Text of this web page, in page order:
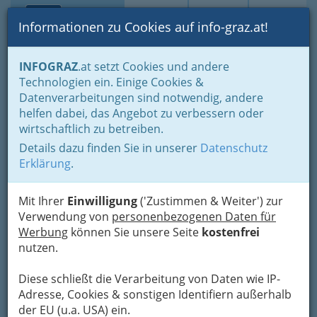
Suche Login Toggle
Informationen zu Cookies auf info-graz.at!
INFOGRAZ.at setzt Cookies und andere
Technologien ein. Einige Cookies &
Datenverarbeitungen sind notwendig, andere
helfen dabei, das Angebot zu verbessern oder
wirtschaftlich zu betreiben.
Details dazu finden Sie in unserer Datenschutz
Erklärung.
Mit Ihrer Einwilligung('Zustimmen & Weiter') zur
Verwendung von personenbezogenen Daten für
Werbung können Sie unsere Seite kostenfrei
nutzen.
Diese schließt die Verarbeitung von Daten wie IP-
Adresse, Cookies & sonstigen Identifiern außerhalb
der EU (u.a. USA) ein.
Home Branchen
Gewerbe, Handwerk, Banken
Banken & Versicherungen
Kapitalmarkt
Kapitalmarkt
Eine erotische Beziehung zum Geld ist besser als
eine pekuniäre Beziehung zur Erotik. - Falls Sie
sich für Aktienkurse, Online-Broker, Investment
u.ä. interessieren, sollten Sie hier etwas stöbern.
Auch hier gilt: Wenn Ihnen wichtige Links fehlen,
können Sie uns helfen, indem Sie uns diese
mitteilen. Wir setzen sie dann gerne in diese
Bezirksauswahl